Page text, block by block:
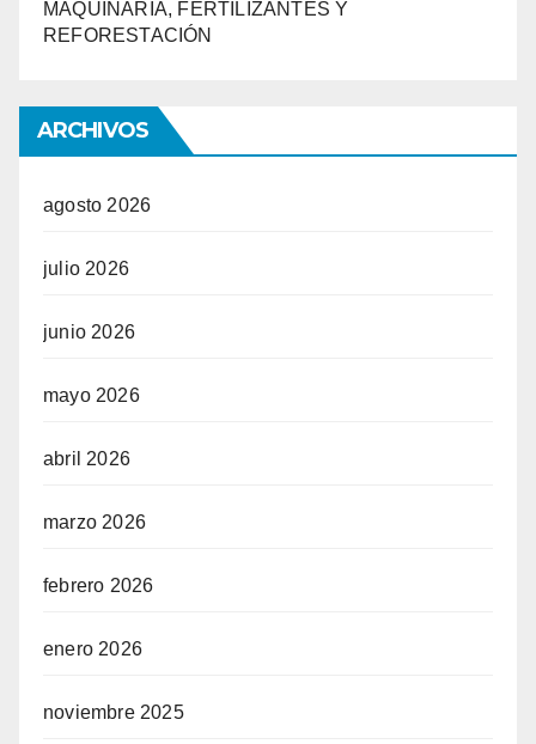
MAQUINARIA, FERTILIZANTES Y
REFORESTACIÓN
ARCHIVOS
agosto 2026
julio 2026
junio 2026
mayo 2026
abril 2026
marzo 2026
febrero 2026
enero 2026
noviembre 2025